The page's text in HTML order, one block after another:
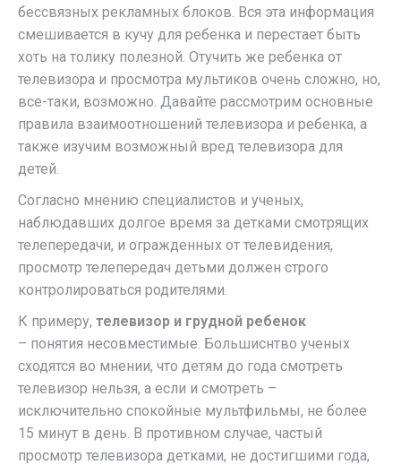
бессвязных рекламных блоков. Вся эта информация
смешивается в кучу для ребенка и перестает быть
хоть на толику полезной. Отучить же ребенка от
телевизора и просмотра мультиков очень сложно, но,
все-таки, возможно. Давайте рассмотрим основные
правила взаимоотношений телевизора и ребенка, а
также изучим возможный вред телевизора для
детей.
Согласно мнению специалистов и ученых,
наблюдавших долгое время за детками смотрящих
телепередачи, и огражденных от телевидения,
просмотр телепередач детьми должен строго
контролироваться родителями.
К примеру, телевизор и грудной ребенок
– понятия несовместимые. Большиснтво ученых
сходятся во мнении, что детям до года смотреть
телевизор нельзя, а если и смотреть –
исключительно спокойные мультфильмы, не более
15 минут в день. В противном случае, частый
просмотр телевизора детками, не достигшими года,